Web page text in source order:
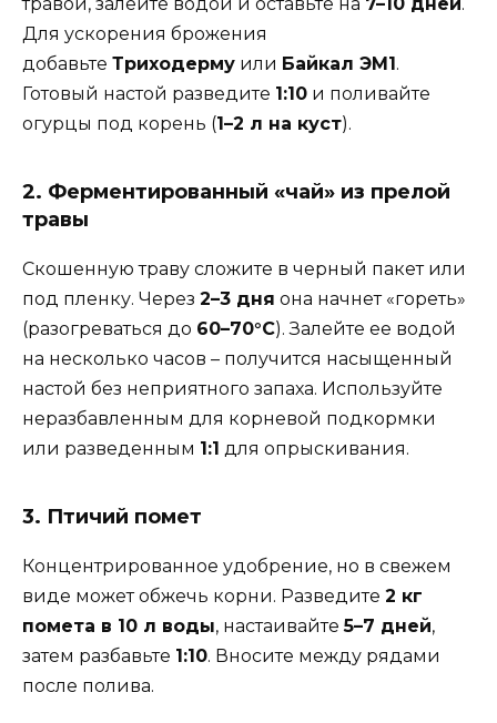
Для ускорения брожения
добавьте Триходерму или Байкал ЭМ1.
Готовый настой разведите 1:10 и поливайте
огурцы под корень (1–2 л на куст).
2. Ферментированный «чай» из прелой
травы
Скошенную траву сложите в черный пакет или
под пленку. Через 2–3 дня она начнет «гореть»
(разогреваться до 60–70°C). Залейте ее водой
на несколько часов – получится насыщенный
настой без неприятного запаха. Используйте
неразбавленным для корневой подкормки
или разведенным 1:1 для опрыскивания.
3. Птичий помет
Концентрированное удобрение, но в свежем
виде может обжечь корни. Разведите 2 кг
помета в 10 л воды, настаивайте5–7 дней,
затем разбавьте 1:10. Вносите между рядами
после полива.